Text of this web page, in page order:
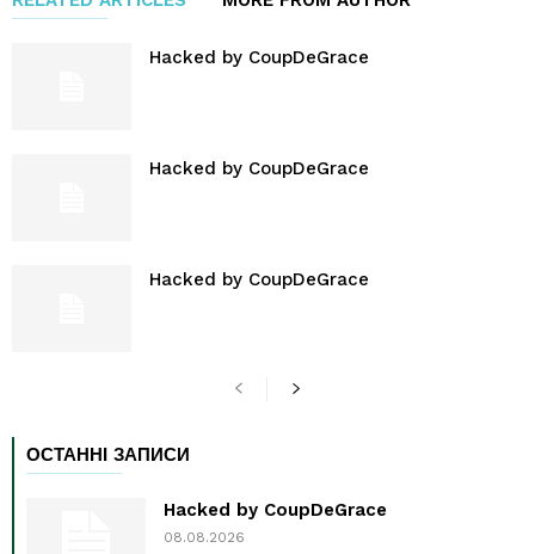
Hacked by CoupDeGrace
Hacked by CoupDeGrace
Hacked by CoupDeGrace
ОСТАННІ ЗАПИСИ
Hacked by CoupDeGrace
08.08.2026